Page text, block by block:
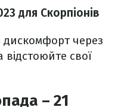
для Скорпіонів
дискомфорт через
свої
– 21